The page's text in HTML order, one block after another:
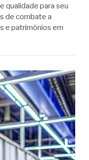
qualidade para seu
de combate a
e patrimônios em